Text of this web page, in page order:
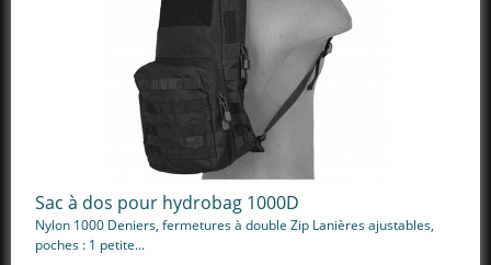
Sac à dos pour hydrobag 1000D
Nylon 1000 Deniers, fermetures à double Zip Lanières ajustables,
poches : 1 petite...